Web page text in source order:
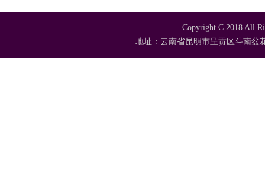
Copyright C 2018 All
地址：云南省昆明市呈贡区斗南盆